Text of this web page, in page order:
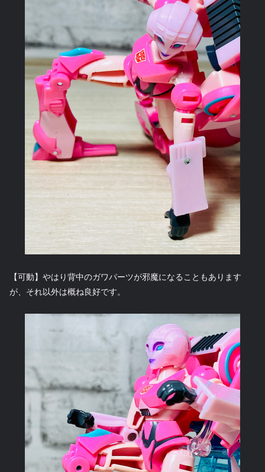
【可動】やはり背中のガワパーツが邪魔になることもあります
が、それ以外は概ね良好です。